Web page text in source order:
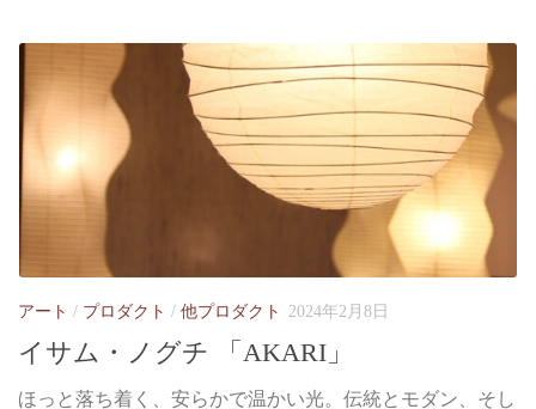
アート / プロダクト / 他プロダクト 2024年2月8日
イサム・ノグチ 「AKARI」
ほっと落ち着く、安らかで温かい光。伝統とモダン、そし